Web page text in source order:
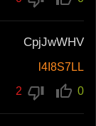
CpjJwWHV
l4I8S7LL
0